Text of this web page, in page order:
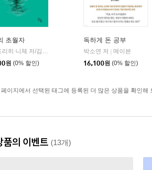
초월자
원 (0% 할인)
독하게 돈 공부
박소연 저 | 메이븐
16,100원 (0% 할인)
페이지에서 선택된 태그에 등록된 더 많은 상품을 확인해
품의 이벤트 (13개)